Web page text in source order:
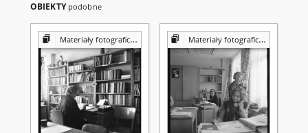
OBIEKTY podobne
Materiały fotograficzne z Pracowni Reprografii Biblioteki UMCS Materiały fotograficzne z Pracowni Reprografii Biblioteki UMCS